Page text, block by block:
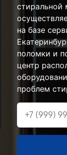
стиральной
на базе
поломки и
центр
проблем